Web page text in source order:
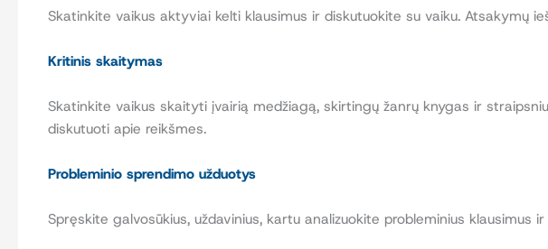
Skatinkite vaikus aktyviai kelti klausimus ir diskutuokite su vaiku. Atsakymų
Kritinis skaitymas
Skatinkite vaikus skaityti įvairią medžiagą, skirtingų žanrų knygas ir
diskutuoti apie reikšmes.
Probleminio sprendimo užduotys
Spręskite galvosūkius, uždavinius, kartu analizuokite probleminius